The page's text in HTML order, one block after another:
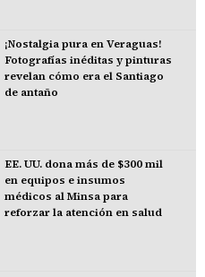
¡Nostalgia pura en Veraguas!
Fotografías inéditas y pinturas
revelan cómo era el Santiago
de antaño
EE. UU. dona más de $300 mil
en equipos e insumos
médicos al Minsa para
reforzar la atención en salud